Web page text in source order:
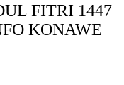
FITRI 1447
KONAWE